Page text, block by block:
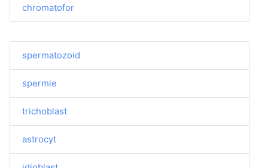
chromatofor
spermatozoid
spermie
trichoblast
astrocyt